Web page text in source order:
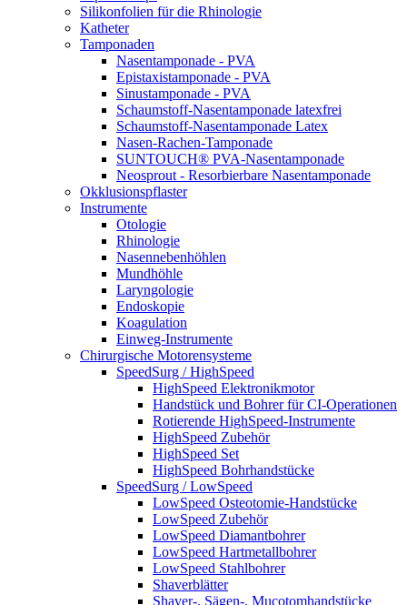
Silikonfolien für die Rhinologie
Katheter
Tamponaden
Nasentamponade - PVA
Epistaxistamponade - PVA
Sinustamponade - PVA
Schaumstoff-Nasentamponade latexfrei
Schaumstoff-Nasentamponade Latex
Nasen-Rachen-Tamponade
SUNTOUCH® PVA-Nasentamponade
Neosprout - Resorbierbare Nasentamponade
Okklusionspflaster
Instrumente
Otologie
Rhinologie
Nasennebenhöhlen
Mundhöhle
Laryngologie
Endoskopie
Koagulation
Einweg-Instrumente
Chirurgische Motorensysteme
SpeedSurg / HighSpeed
HighSpeed Elektronikmotor
Handstück und Bohrer für CI-Operationen
Rotierende HighSpeed-Instrumente
HighSpeed Zubehör
HighSpeed Set
HighSpeed Bohrhandstücke
SpeedSurg / LowSpeed
LowSpeed Osteotomie-Handstücke
LowSpeed Zubehör
LowSpeed Diamantbohrer
LowSpeed Hartmetallbohrer
LowSpeed Stahlbohrer
Shaverblätter
Shaver-, Sägen-, Mucotomhandstücke